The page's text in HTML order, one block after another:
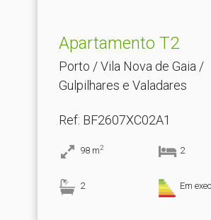
Apartamento T2
Porto / Vila Nova de Gaia /
Gulpilhares e Valadares
Ref: BF2607XC02A1
98 m2 2
2 Em